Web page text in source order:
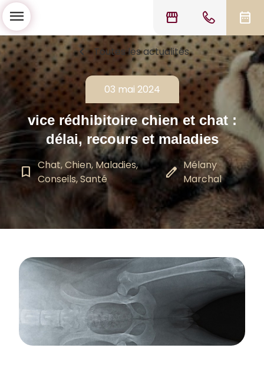
storefront date_range
menu
chevron_left Toutes les actualités
03 mai 2024
vice rédhibitoire chien et chat :
délai, recours et maladies
bookmark_border Chat, Chien, Maladies,
Conseils, Santé
edit Mélany
Marchal